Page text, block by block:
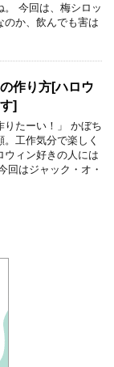
。 今回は、梅シロッ
のか、飲んでも害は
作り方[ハロウ
]
りたーい！」 かぼち
工作気分で楽しく
ウィン好きの人には
回はジャック・オ・